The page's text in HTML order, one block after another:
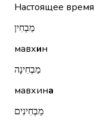
Настоящее время
מַבְחִין
мавхин
מַבְחִינָה
мавхина
מַבְחִינִים